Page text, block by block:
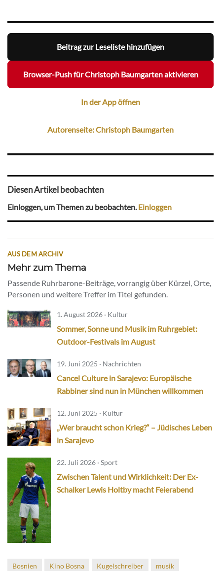
Beitrag zur Leseliste hinzufügen
Browser-Push für Christoph Baumgarten aktivieren
In der App öffnen
Autorenseite: Christoph Baumgarten
Diesen Artikel beobachten
Einloggen, um Themen zu beobachten.Einloggen
AUS DEM ARCHIV
Mehr zum Thema
Passende Ruhrbarone-Beiträge, vorrangig über Kürzel, Orte,
Personen und weitere Treffer im Titel gefunden.
1. August 2026 · Kultur
Sommer, Sonne und Musik im Ruhrgebiet:
Outdoor-Festivals im August
19. Juni 2025 · Nachrichten
Cancel Culture in Sarajevo: Europäische
Rabbiner sind nun in München willkommen
12. Juni 2025 · Kultur
„Wer braucht schon Krieg?“ – Jüdisches Leben
in Sarajevo
22. Juli 2026 · Sport
Zwischen Talent und Wirklichkeit: Der Ex-
Schalker Lewis Holtby macht Feierabend
Bosnien Kino Bosna Kugelschreiber
musik